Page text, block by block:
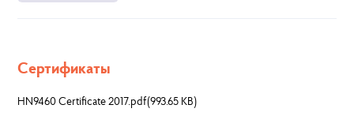
Сертификаты
HN9460 Certificate 2017.pdf(993.65 KB)